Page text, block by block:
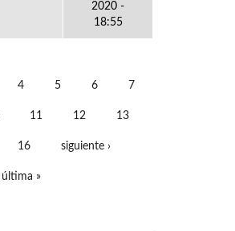
2020 -
18:55
4 5 6 7
11 12 13
16 siguiente ›
última »